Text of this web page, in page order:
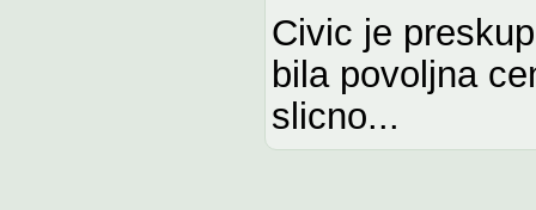
Civic je
bila povoljna
slicno...